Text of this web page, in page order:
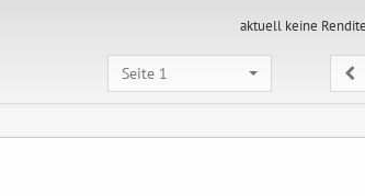
aktuell keine
Seite 1